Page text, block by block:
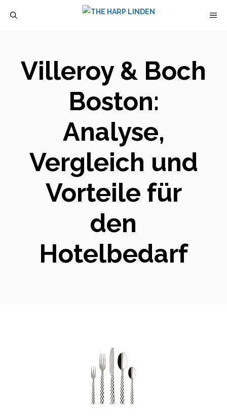
Villeroy & Boch
Boston:
Analyse,
Vergleich und
Vorteile für
den
Hotelbedarf